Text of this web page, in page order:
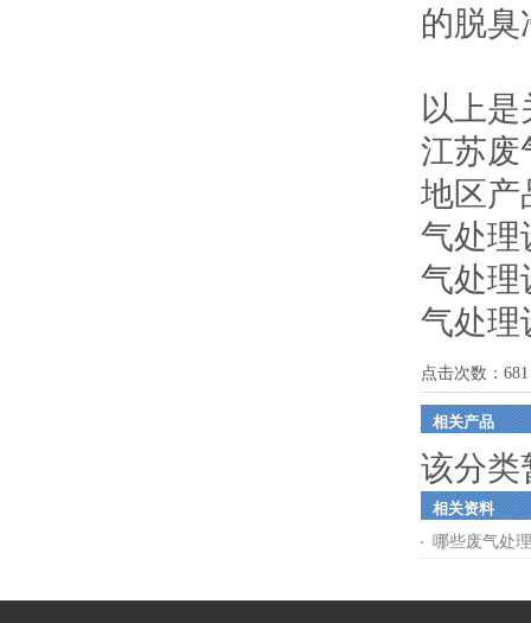
的脱臭
以上
江苏废
地区
气处理
气处理
气处理
点击次数： 681
相关产品
该分类
相关资料
哪些废气处